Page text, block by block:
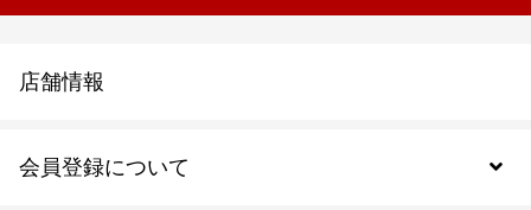
会員登録について
店舗情報